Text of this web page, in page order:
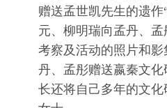
赠送孟世凯先生的遗
元、柳明瑞向孟丹、
考察及活动的照片和
丹、孟彤赠送嬴秦文
长还将自己多年的文